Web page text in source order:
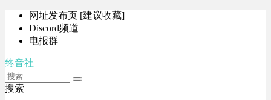
网址发布页 [建议收藏]
Discord频道
电报群
终音社
搜索